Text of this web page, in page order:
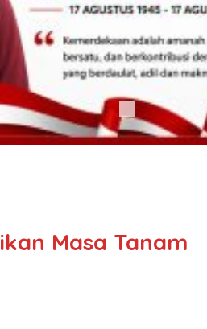
Masa Tanam